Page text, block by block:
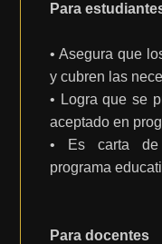
Para
• Asegura que
y cubren las
• Logra que se
aceptado en
• Es carta de
programa
Para docentes